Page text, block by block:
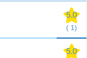
5.0
( 1)
5.0